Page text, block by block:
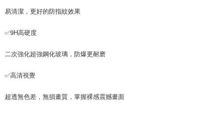
易清潔，更好的防指紋效果
✅9H高硬度
二次強化超強鋼化玻璃，防爆更耐磨
✅高清視覺
超透無色差，無損畫質，掌握裸感震撼畫面